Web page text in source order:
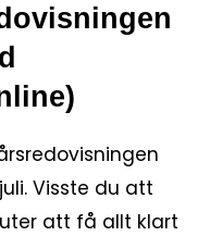
Visste du att
att få allt klart